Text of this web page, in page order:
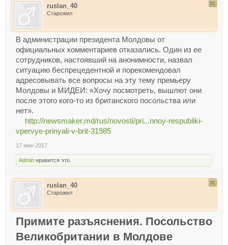
ruslan_40
Старожил
В администрации президента Молдовы от
официальных комментариев отказались. Один из ее
сотрудников, настоявший на анонимности, назвал
ситуацию беспрецедентной и порекомендовал
адресовывать все вопросы на эту тему премьеру
Молдовы и МИДЕИ: «Хочу посмотреть, вышлют они
после этого кого-то из британского посольства или
нет».
http://newsmaker.md/rus/novosti/pri...nnoy-respubliki-
vpervye-prinyali-v-brit-31985
17 июн 2017
Admin нравится это.
ruslan_40
Старожил
Примите разъяснения. Посольство
Великобритании в Молдове